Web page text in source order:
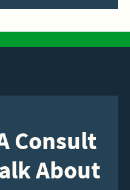
Consult
About